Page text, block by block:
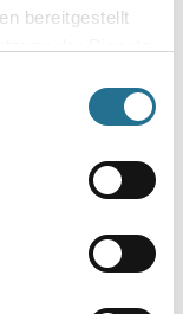
bereitgestellt